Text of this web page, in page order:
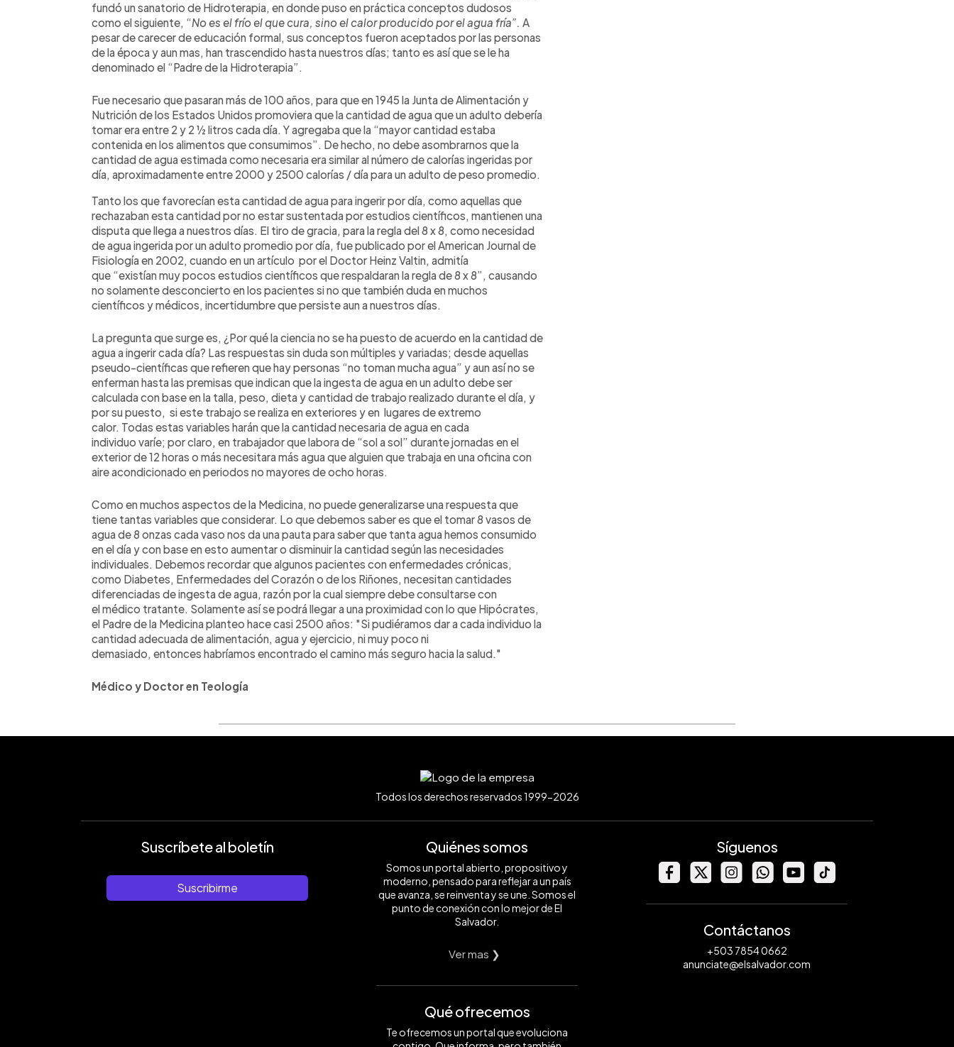
fundó un sanatorio de Hidroterapia, en donde puso en práctica conceptos dudosos
como el siguiente, “No es el frío el que cura, sino el calor producido por el agua fría”. A
pesar de carecer de educación formal, sus conceptos fueron aceptados por las personas
de la época y aun mas, han trascendido hasta nuestros días; tanto es así que se le ha
denominado el “Padre de la Hidroterapia”.
Fue necesario que pasaran más de 100 años, para que en 1945 la Junta de Alimentación y
Nutrición de los Estados Unidos promoviera que la cantidad de agua que un adulto debería
tomar era entre 2 y 2 ½ litros cada día. Y agregaba que la “mayor cantidad estaba
contenida en los alimentos que consumimos”. De hecho, no debe asombrarnos que la
cantidad de agua estimada como necesaria era similar al número de calorías ingeridas por
día, aproximadamente entre 2000 y 2500 calorías / día para un adulto de peso promedio.
Tanto los que favorecían esta cantidad de agua para ingerir por día, como aquellas que
rechazaban esta cantidad por no estar sustentada por estudios científicos, mantienen una
disputa que llega a nuestros días. El tiro de gracia, para la regla del 8 x 8, como necesidad
de agua ingerida por un adulto promedio por día, fue publicado por el American Journal de
Fisiología en 2002, cuando en un artículo por el Doctor Heinz Valtin, admitía
que “existían muy pocos estudios científicos que respaldaran la regla de 8 x 8”, causando
no solamente desconcierto en los pacientes si no que también duda en muchos
científicos y médicos, incertidumbre que persiste aun a nuestros días.
La pregunta que surge es, ¿Por qué la ciencia no se ha puesto de acuerdo en la cantidad de
agua a ingerir cada día? Las respuestas sin duda son múltiples y variadas; desde aquellas
pseudo-científicas que refieren que hay personas “no toman mucha agua” y aun así no se
enferman hasta las premisas que indican que la ingesta de agua en un adulto debe ser
calculada con base en la talla, peso, dieta y cantidad de trabajo realizado durante el día, y
por su puesto, si este trabajo se realiza en exteriores y en lugares de extremo
calor. Todas estas variables harán que la cantidad necesaria de agua en cada
individuo varíe; por claro, en trabajador que labora de “sol a sol” durante jornadas en el
exterior de 12 horas o más necesitara más agua que alguien que trabaja en una oficina con
aire acondicionado en periodos no mayores de ocho horas.
Como en muchos aspectos de la Medicina, no puede generalizarse una respuesta que
tiene tantas variables que considerar. Lo que debemos saber es que el tomar 8 vasos de
agua de 8 onzas cada vaso nos da una pauta para saber que tanta agua hemos consumido
en el día y con base en esto aumentar o disminuir la cantidad según las necesidades
individuales. Debemos recordar que algunos pacientes con enfermedades crónicas,
como Diabetes, Enfermedades del Corazón o de los Riñones, necesitan cantidades
diferenciadas de ingesta de agua, razón por la cual siempre debe consultarse con
el médico tratante. Solamente así se podrá llegar a una proximidad con lo que Hipócrates,
el Padre de la Medicina planteo hace casi 2500 años: "Si pudiéramos dar a cada individuo la
cantidad adecuada de alimentación, agua y ejercicio, ni muy poco ni
demasiado, entonces habríamos encontrado el camino más seguro hacia la salud."
Médico y Doctor en Teología
Todos los derechos reservados 1999-2026
Suscríbete al boletín
Suscribirme
Quiénes somos
Somos un portal abierto, propositivo y
moderno, pensado para reflejar a un país
que avanza, se reinventa y se une. Somos el
punto de conexión con lo mejor de El
Salvador.
Ver mas ❯
Qué ofrecemos
Te ofrecemos un portal que evoluciona
Síguenos
Contáctanos
+503 7854 0662
anunciate@elsalvador.com